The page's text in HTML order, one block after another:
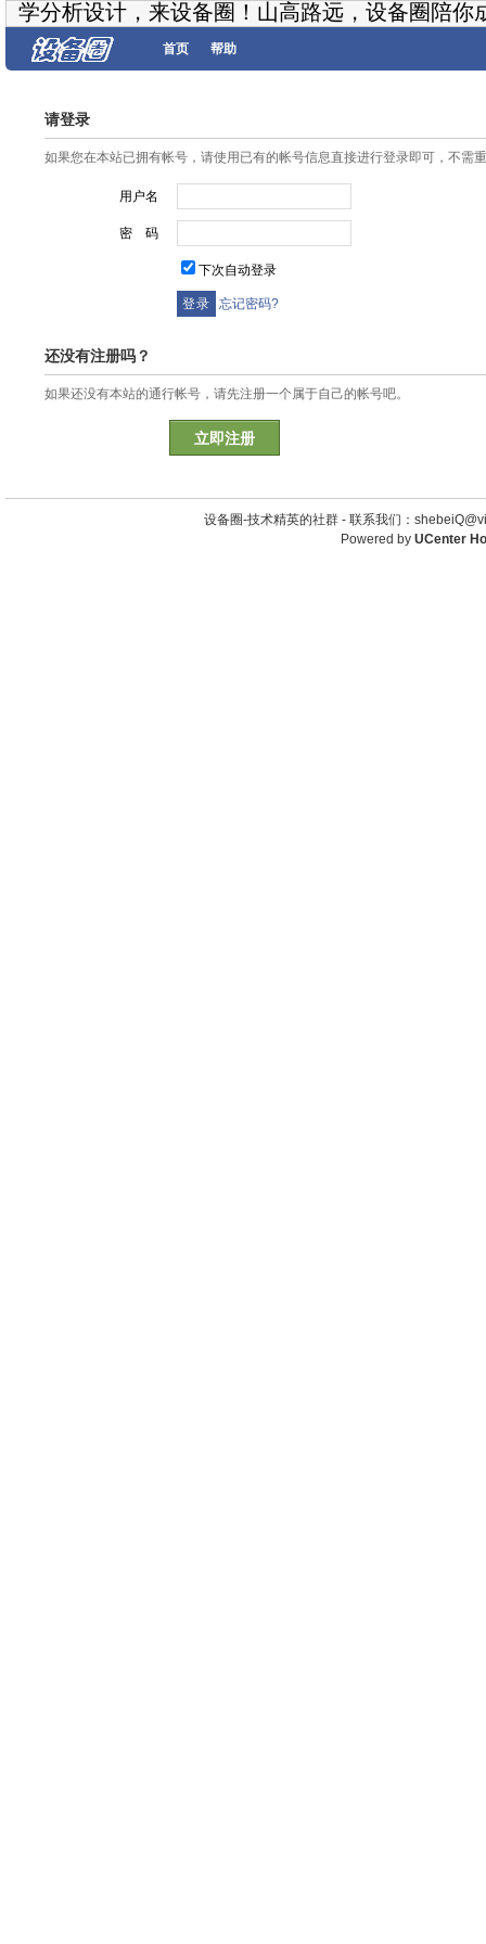
学分析设计，来设备圈！山高路远，设备圈陪你
首页 帮助
请登录
如果您在本站已拥有帐号，请使用已有的帐号信息直接进行登录即可，不需
用户名
密 码
下次自动登录
忘记密码?
还没有注册吗？
如果还没有本站的通行帐号，请先注册一个属于自己的帐号吧。
立即注册
设备圈-技术精英的社群 - 联系我们：
Powered by UCenter